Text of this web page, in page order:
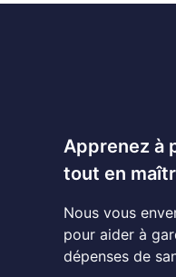
Apprenez à
tout en
Nous vous
pour aider à
dépenses de